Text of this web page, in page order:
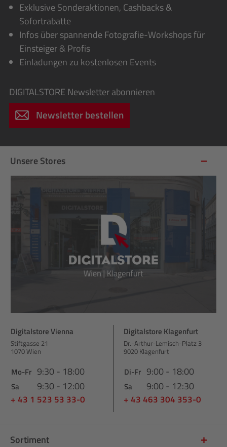
Exklusive Sonderaktionen, Cashbacks &
Sofortrabatte
Infos über spannende Fotografie-Workshops für
Einsteiger & Profis
Einladungen zu kostenlosen Events
DIGITALSTORE Newsletter abonnieren
Newsletter bestellen
Unsere Stores
Digitalstore Vienna
Stiftgasse 21
1070 Wien
Mo-Fr 9:30 - 18:00
Sa 9:30 - 12:00
+ 43 1 523 53 33-0
Digitalstore Klagenfurt
Dr.-Arthur-Lemisch-Platz 3
9020 Klagenfurt
Di-Fr 9:00 - 18:00
Sa 9:00 - 12:30
+ 43 463 304 353-0
Sortiment